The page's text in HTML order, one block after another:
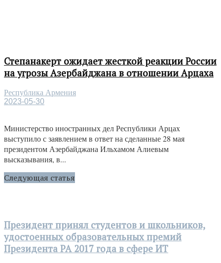
Степанакерт ожидает жесткой реакции России
на угрозы Азербайджана в отношении Арцаха
Республика Армения
2023-05-30
Министерство иностранных дел Республики Арцах
выступило с заявлением в ответ на сделанные 28 мая
президентом Азербайджана Ильхамом Алиевым
высказывания, в...
Следующая статья
Президент принял студентов и школьников,
удостоенных образовательных премий
Президента РА 2017 года в сфере ИТ